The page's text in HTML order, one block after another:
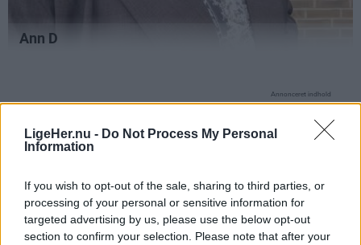
LigeHer.nu - Do Not Process My Personal
Information
If you wish to opt-out of the sale, sharing to third parties, or
processing of your personal or sensitive information for
targeted advertising by us, please use the below opt-out
section to confirm your selection. Please note that after your
Annonceret indhold
Følg med